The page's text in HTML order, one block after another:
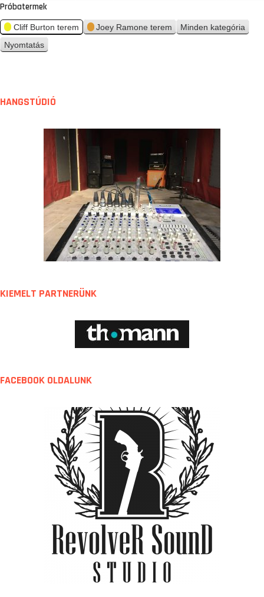
Próbatermek
Cliff Burton terem Joey Ramone terem
Minden kategória
Nyomtatás
t
HANGSTÚDIÓ
KIEMELT PARTNERÜNK
FACEBOOK OLDALUNK